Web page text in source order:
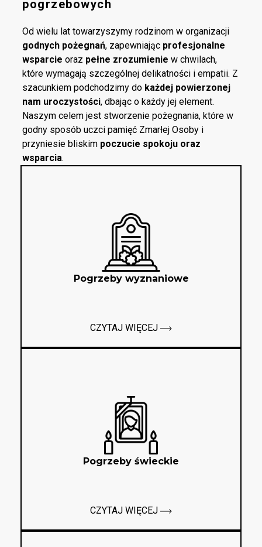
pogrzebowych
Od wielu lat towarzyszymy rodzinom w organizacji
godnych pożegnań, zapewniając profesjonalne
wsparcie oraz pełne zrozumienie w chwilach,
które wymagają szczególnej delikatności i empatii. Z
szacunkiem podchodzimy do każdej powierzonej
nam uroczystości, dbając o każdy jej element.
Naszym celem jest stworzenie pożegnania, które w
godny sposób uczci pamięć Zmarłej Osoby i
przyniesie bliskim poczucie spokoju oraz
wsparcia.
Pogrzeby wyznaniowe
CZYTAJ WIĘCEJ
Pogrzeby świeckie
CZYTAJ WIĘCEJ